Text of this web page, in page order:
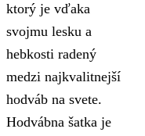
ktorý je vďaka
svojmu lesku a
hebkosti radený
medzi najkvalitnejší
hodváb na svete.
Hodvábna šatka je